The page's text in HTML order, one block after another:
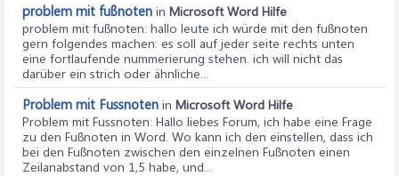
problem mit fußnoten in Microsoft Word Hilfe
problem mit fußnoten: hallo leute ich würde mit den fußnoten
gern folgendes machen: es soll auf jeder seite rechts unten
eine fortlaufende nummerierung stehen. ich will nicht das
darüber ein strich oder ähnliche...
Problem mit Fussnoten in Microsoft Word Hilfe
Problem mit Fussnoten: Hallo liebes Forum, ich habe eine Frage
zu den Fußnoten in Word. Wo kann ich den einstellen, dass ich
bei den Fußnoten zwischen den einzelnen Fußnoten einen
Zeilanabstand von 1,5 habe, und...